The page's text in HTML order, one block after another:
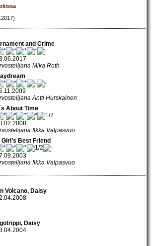
and Crime
Mika Roth
Antti Hurskainen
About Time
Ilkka Valpasvuo
Girl’s Best Friend
Ilkka Valpasvuo
Volcano, Daisy
, Daisy